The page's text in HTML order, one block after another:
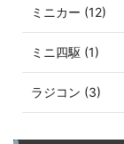
ミニカー (12)
ミニ四駆 (1)
ラジコン (3)